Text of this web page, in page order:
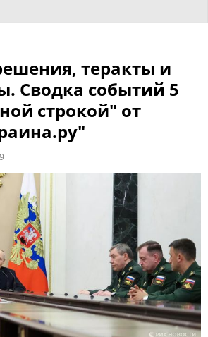
теракты и
Сводка событий 5
строкой" от